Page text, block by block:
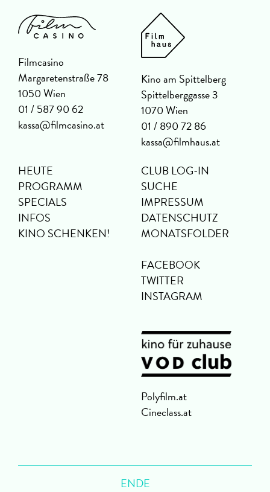
Filmcasino
Margaretenstraße 78
1050 Wien
01 / 587 90 62
kassa@filmcasino.at
Kino am Spittelberg
Spittelberggasse 3
1070 Wien
01 / 890 72 86
kassa@filmhaus.at
HEUTE
PROGRAMM
SPECIALS
INFOS
KINO SCHENKEN!
CLUB LOG-IN
SUCHE
IMPRESSUM
DATENSCHUTZ
MONATSFOLDER
FACEBOOK
TWITTER
INSTAGRAM
Polyfilm.at
Cineclass.at
ENDE